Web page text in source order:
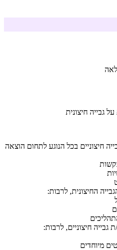
גבייה חיצונית
חיצוניים בכל הנוגע לתחום הוצאה
החיצונית, לרבות:
גבייה חיצוניים, לרבות:
מיוחדים